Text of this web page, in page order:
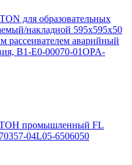
для образовательных
накладной 595х595х50
рассеивателем аварийный
B1-E0-00070-01OPA-
промышленный FL
04L05-6506050